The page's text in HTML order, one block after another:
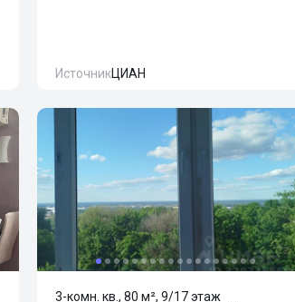
ИсточникЦИАН
3-комн. кв., 80 м², 9/17 этаж